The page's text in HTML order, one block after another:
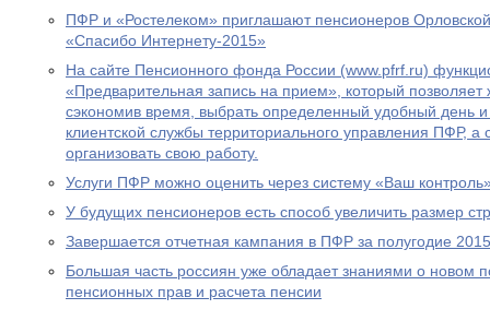
ПФР и «Ростелеком» приглашают пенсионеров Орловской
«Спасибо Интернету-2015»
На сайте Пенсионного фонда России (www.pfrf.ru)
«Предварительная запись на прием», который
сэкономив время, выбрать определенный удобный день
клиентской службы территориального управления ПФР,
организовать свою работу.
Услуги ПФР можно оценить через систему «Ваш
У будущих пенсионеров есть способ увеличить размер
Завершается отчетная кампания в ПФР за полугодие
Большая часть россиян уже обладает знаниями о новом
пенсионных прав и расчета пенсии